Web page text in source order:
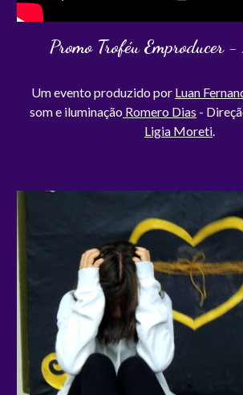
Promo Troféu Emproducer
Um evento produzido por Luan
som e iluminação Romero Dias -
Ligia Moreti.